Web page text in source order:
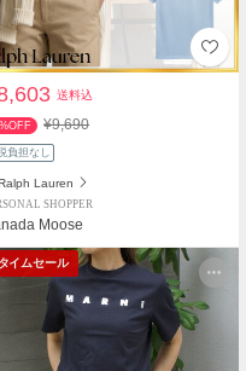
送料込
¥9,690
負担なし
Lauren
SHOPPER
Moose
イムセール